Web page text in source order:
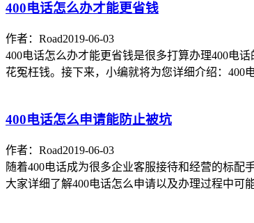
400电话怎么办才能更省钱
作者：Road2019-06-03
400电话怎么办才能更省钱是很多打算办理400电
花冤枉钱。接下来，小编就将为您详细介绍：400
400电话怎么申请能防止被坑
作者：Road2019-06-03
随着400电话成为很多企业客服接待和经营的标
大家详细了解400电话怎么申请以及办理过程中可